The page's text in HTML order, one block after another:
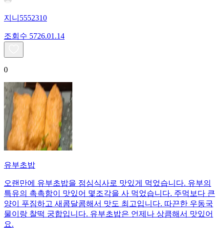
지니5552310
조회수 5726.01.14
0
유부초밥
오랜만에 유부초밥을 점심식사로 맛있게 먹었습니다. 유부의
특유의 촉촉함이 맛있어 몇조각을 사 먹었습니다. 주먹보다 큰
양이 푸짐하고 새콤달콤해서 맛도 최고입니다. 따끈한 우동국
물이랑 찰떡 궁합입니다. 유부초밥은 언제나 상큼해서 맛있어
요.